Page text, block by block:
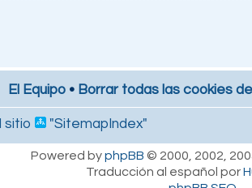
El Equipo • Borrar todas las cookies
sitio "SitemapIndex"
Powered byphpBB © 2000, 2002,
Traducción al español por